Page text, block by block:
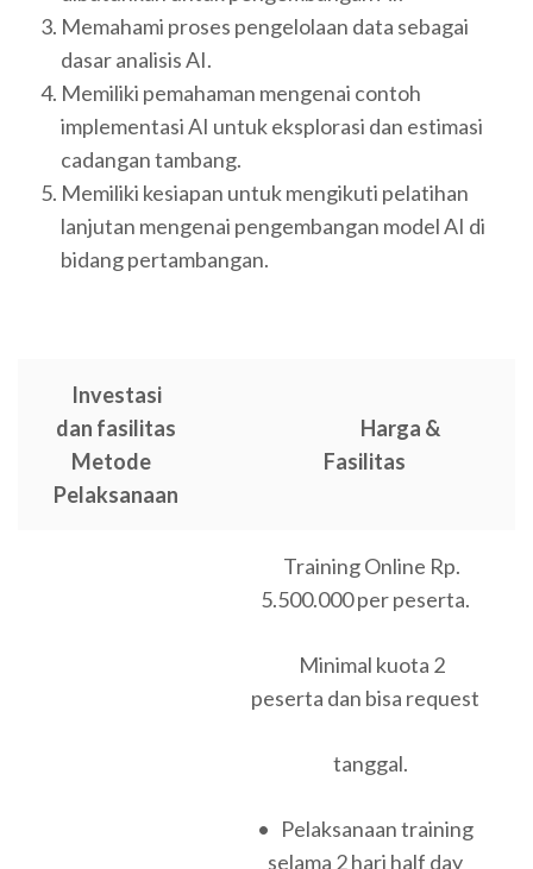
Memahami proses pengelolaan data sebagai
dasar analisis AI.
Memiliki pemahaman mengenai contoh
implementasi AI untuk eksplorasi dan estimasi
cadangan tambang.
Memiliki kesiapan untuk mengikuti pelatihan
lanjutan mengenai pengembangan model AI di
bidang pertambangan.
Investasi
dan fasilitas
Metode
Pelaksanaan
Harga &
Fasilitas
Training Online Rp.
5.500.000 per peserta.
Minimal kuota 2
peserta dan bisa request
tanggal.
• Pelaksanaan training
selama 2 hari half day